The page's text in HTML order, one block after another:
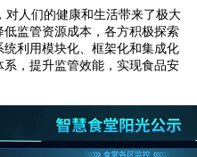
人们的健康和生活带来了极大
监管资源成本，各方积极探索
利用模块化、框架化和集成化
，提升监管效能，实现食品安